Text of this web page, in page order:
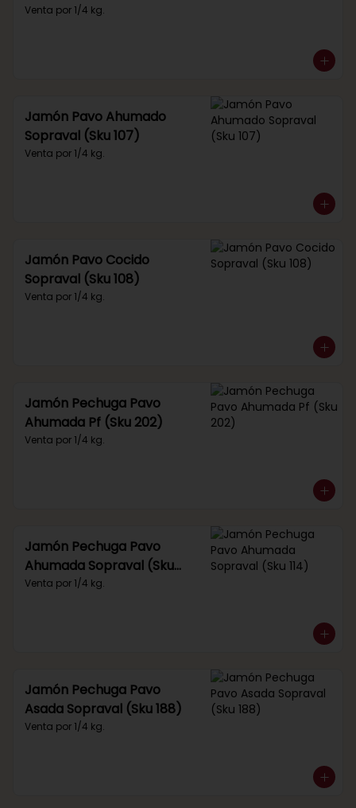
Venta por 1/4 kg.
Jamón Pavo Ahumado
Sopraval (Sku 107)
Venta por 1/4 kg.
Jamón Pavo Cocido
Sopraval (Sku 108)
Venta por 1/4 kg.
Jamón Pechuga Pavo
Ahumada Pf (Sku 202)
Venta por 1/4 kg.
Jamón Pechuga Pavo
Ahumada Sopraval (Sku
114)
Venta por 1/4 kg.
Jamón Pechuga Pavo
Asada Sopraval (Sku 188)
Venta por 1/4 kg.